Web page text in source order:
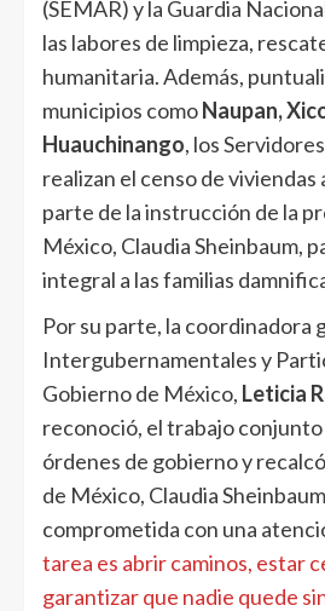
(SEMAR) y la Guardia
las labores de limpieza,
humanitaria. Además,
municipios comoNaupan,
Huauchinango, los
realizan el censo de
parte de la instrucción de la
México, Claudia Sheinbaum,
integral a las familias
Por su parte, la coordinadora
Intergubernamentales y
Gobierno de México, Leticia
reconoció, el trabajo
órdenes de gobierno y
de México, Claudia
comprometida con una
tarea es abrir caminos, estar
garantizar que nadie quede